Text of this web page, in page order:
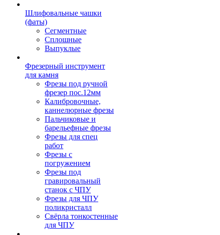
Шлифовальные чашки
(фаты)
Сегментные
Сплошные
Выпуклые
Фрезерный инструмент
для камня
Фрезы под ручной
фрезер пос.12мм
Калибровочные,
каннелюрные фрезы
Пальчиковые и
барельефные фрезы
Фрезы для спец
работ
Фрезы с
погружением
Фрезы под
гравировальный
станок с ЧПУ
Фрезы для ЧПУ
поликристалл
Свёрла тонкостенные
для ЧПУ